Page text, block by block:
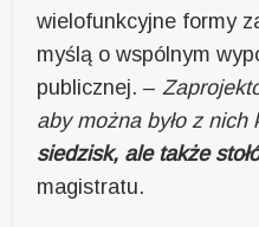
wielofunkcyjne formy
myślą o wspólnym
publicznej. –
aby można było z
siedzisk, ale także
magistratu.